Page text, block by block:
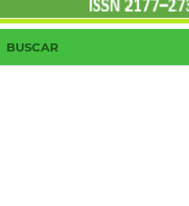
BUSCAR